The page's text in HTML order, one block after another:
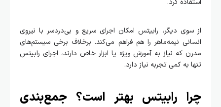
استفاده کرد.
از سوی دیگر، رابیتس امکان اجرای سریع و بی‌دردسر با نیروی
انسانی نیمه‌ماهر را هم فراهم می‌کند. برخلاف برخی سیستم‌های
مدرن که نیاز به آموزش ویژه یا ابزار خاص دارند، اجرای رابیتس
تنها به کمی تجربه نیاز دارد.
چرا رابیتس بهتر است؟ جمع‌بندی